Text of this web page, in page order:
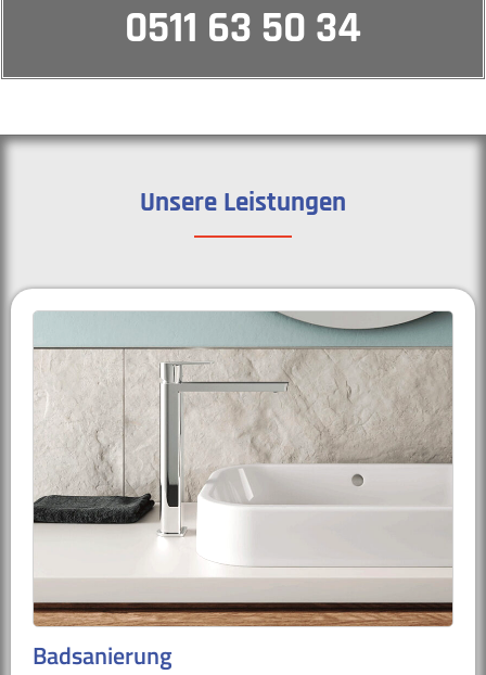
0511 63 50 34
Unsere Leistungen
Badsanierung